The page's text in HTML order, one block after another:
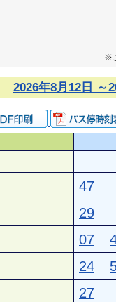
※
2026年8月12日 ～
47
29
07
24
27